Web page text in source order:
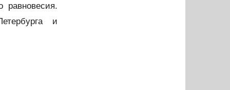
равновесия.
и